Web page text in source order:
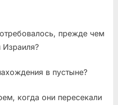
прежде чем
в пустыне?
когда они пересекали